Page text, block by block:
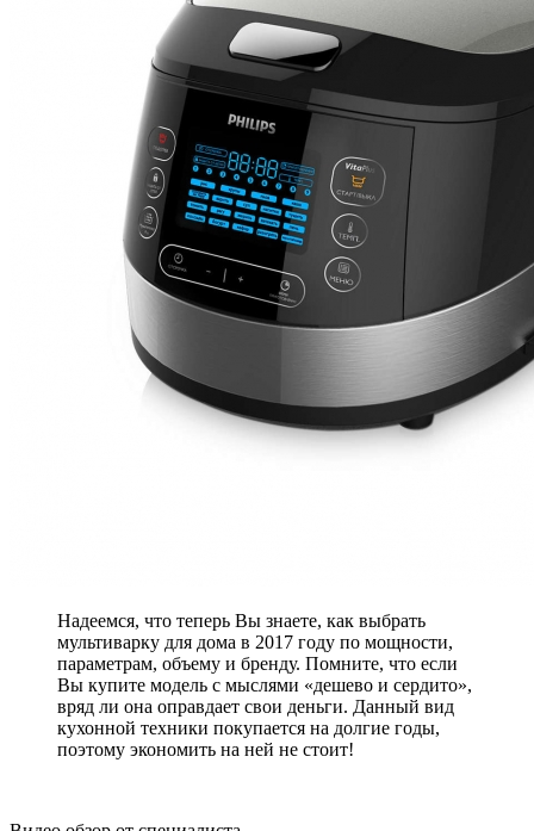
Надеемся, что теперь Вы знаете, как выбрать
мультиварку для дома в 2017 году по мощности,
параметрам, объему и бренду. Помните, что если
Вы купите модель с мыслями «дешево и сердито»,
вряд ли она оправдает свои деньги. Данный вид
кухонной техники покупается на долгие годы,
поэтому экономить на ней не стоит!